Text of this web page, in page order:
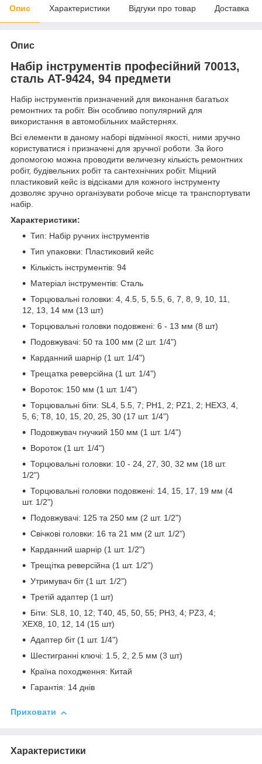
Опис Характеристики Відгуки про товар Доставка
Опис
Набір інструментів професійний 70013,
сталь AT-9424, 94 предмети
Набір інструментів призначений для виконання багатьох
ремонтних та робіт. Він особливо популярний для
використання в автомобільних майстернях.
Всі елементи в даному наборі відмінної якості, ними зручно
користуватися і призначені для зручної роботи. За його
допомогою можна проводити величезну кількість ремонтних
робіт, будівельних робіт та сантехнічних робіт. Міцний
пластиковий кейс із відсіками для кожного інструменту
дозволяє зручно організувати робоче місце та транспортувати
набір.
Характеристики:
Тип: Набір ручних інструментів
Тип упаковки: Пластиковий кейс
Кількість інструментів: 94
Матеріал інструментів: Сталь
Торцювальні головки: 4, 4.5, 5, 5.5, 6, 7, 8, 9, 10, 11,
12, 13, 14 мм (13 шт)
Торцювальні головки подовжені: 6 - 13 мм (8 шт)
Подовжувачі: 50 та 100 мм (2 шт. 1/4")
Карданний шарнір (1 шт. 1/4")
Трещатка реверсійна (1 шт. 1/4")
Вороток: 150 мм (1 шт. 1/4")
Торцювальні біти: SL4, 5.5, 7; PH1, 2; PZ1, 2; HEX3, 4,
5, 6; T8, 10, 15, 20, 25, 30 (17 шт. 1/4")
Подовжувач гнучкий 150 мм (1 шт. 1/4")
Вороток (1 шт. 1/4")
Торцювальні головки: 10 - 24, 27, 30, 32 мм (18 шт.
1/2")
Торцювальні головки подовжені: 14, 15, 17, 19 мм (4
шт. 1/2")
Подовжувачі: 125 та 250 мм (2 шт. 1/2")
Свічкові головки: 16 та 21 мм (2 шт. 1/2")
Карданний шарнір (1 шт. 1/2")
Трещітка реверсійна (1 шт. 1/2")
Утримувач біт (1 шт. 1/2")
Третій адаптер (1 шт)
Біти: SL8, 10, 12; T40, 45, 50, 55; PH3, 4; PZ3, 4;
XEX8, 10, 12, 14 (15 шт)
Адаптер біт (1 шт. 1/4")
Шестигранні ключі: 1.5, 2, 2.5 мм (3 шт)
Країна походження: Китай
Гарантія: 14 днів
Приховати
Характеристики